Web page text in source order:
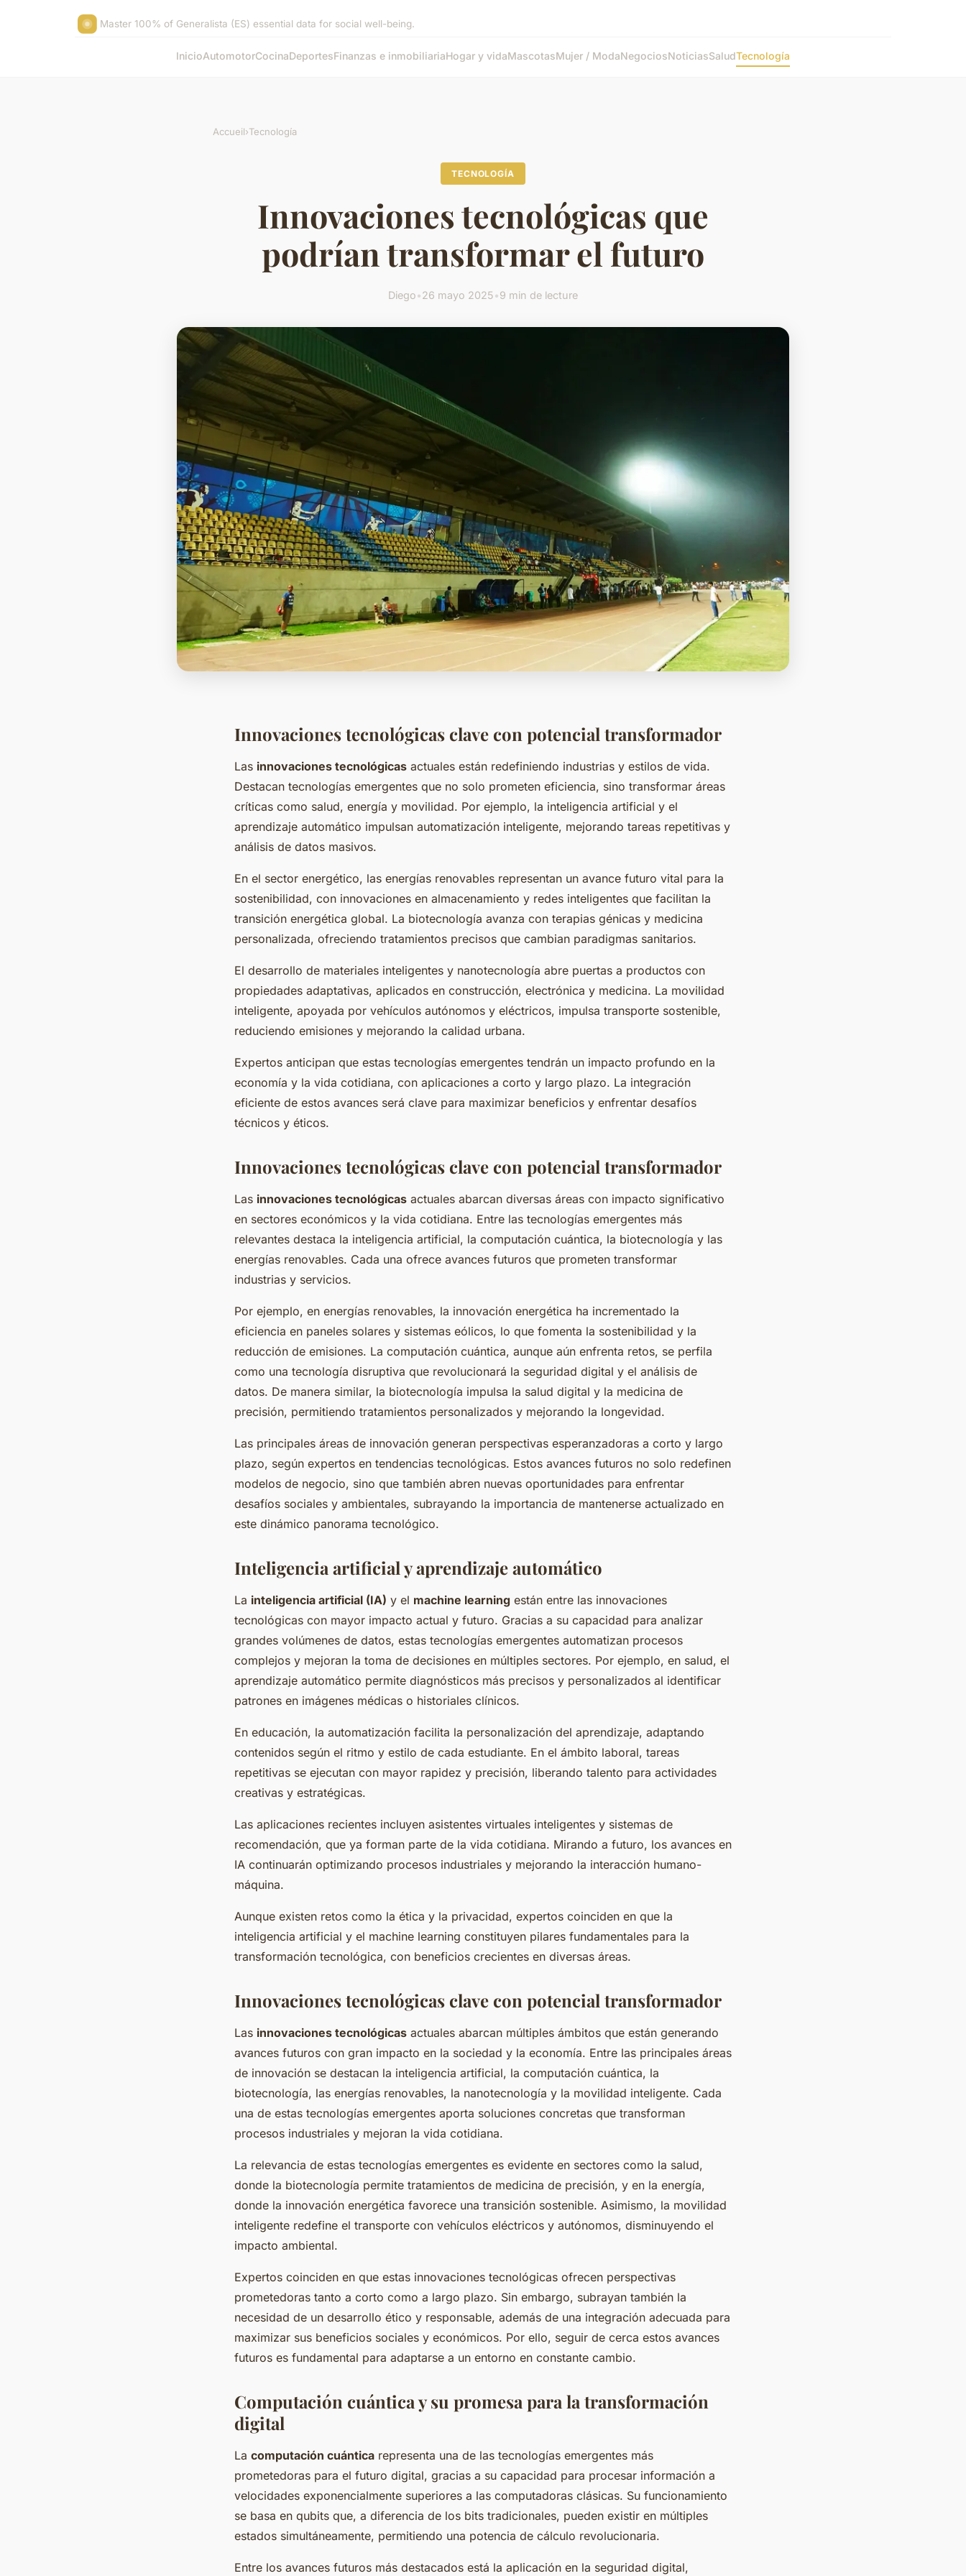
Master 100% of Generalista (ES) essential data for social well-being.
InicioAutomotorCocinaDeportesFinanzas e inmobiliariaHogar y vidaMascotasMujer / ModaNegociosNoticiasSaludTecnología
Accueil›Tecnología
TECNOLOGÍA
Innovaciones tecnológicas que
podrían transformar el futuro
Diego•26 mayo 2025•9 min de lecture
Innovaciones tecnológicas clave con potencial transformador
Las innovaciones tecnológicas actuales están redefiniendo industrias y estilos de vida.
Destacan tecnologías emergentes que no solo prometen eficiencia, sino transformar áreas
críticas como salud, energía y movilidad. Por ejemplo, la inteligencia artificial y el
aprendizaje automático impulsan automatización inteligente, mejorando tareas repetitivas y
análisis de datos masivos.
En el sector energético, las energías renovables representan un avance futuro vital para la
sostenibilidad, con innovaciones en almacenamiento y redes inteligentes que facilitan la
transición energética global. La biotecnología avanza con terapias génicas y medicina
personalizada, ofreciendo tratamientos precisos que cambian paradigmas sanitarios.
El desarrollo de materiales inteligentes y nanotecnología abre puertas a productos con
propiedades adaptativas, aplicados en construcción, electrónica y medicina. La movilidad
inteligente, apoyada por vehículos autónomos y eléctricos, impulsa transporte sostenible,
reduciendo emisiones y mejorando la calidad urbana.
Expertos anticipan que estas tecnologías emergentes tendrán un impacto profundo en la
economía y la vida cotidiana, con aplicaciones a corto y largo plazo. La integración
eficiente de estos avances será clave para maximizar beneficios y enfrentar desafíos
técnicos y éticos.
Innovaciones tecnológicas clave con potencial transformador
Las innovaciones tecnológicas actuales abarcan diversas áreas con impacto significativo
en sectores económicos y la vida cotidiana. Entre las tecnologías emergentes más
relevantes destaca la inteligencia artificial, la computación cuántica, la biotecnología y las
energías renovables. Cada una ofrece avances futuros que prometen transformar
industrias y servicios.
Por ejemplo, en energías renovables, la innovación energética ha incrementado la
eficiencia en paneles solares y sistemas eólicos, lo que fomenta la sostenibilidad y la
reducción de emisiones. La computación cuántica, aunque aún enfrenta retos, se perfila
como una tecnología disruptiva que revolucionará la seguridad digital y el análisis de
datos. De manera similar, la biotecnología impulsa la salud digital y la medicina de
precisión, permitiendo tratamientos personalizados y mejorando la longevidad.
Las principales áreas de innovación generan perspectivas esperanzadoras a corto y largo
plazo, según expertos en tendencias tecnológicas. Estos avances futuros no solo redefinen
modelos de negocio, sino que también abren nuevas oportunidades para enfrentar
desafíos sociales y ambientales, subrayando la importancia de mantenerse actualizado en
este dinámico panorama tecnológico.
Inteligencia artificial y aprendizaje automático
La inteligencia artificial (IA) y el machine learning están entre las innovaciones
tecnológicas con mayor impacto actual y futuro. Gracias a su capacidad para analizar
grandes volúmenes de datos, estas tecnologías emergentes automatizan procesos
complejos y mejoran la toma de decisiones en múltiples sectores. Por ejemplo, en salud, el
aprendizaje automático permite diagnósticos más precisos y personalizados al identificar
patrones en imágenes médicas o historiales clínicos.
En educación, la automatización facilita la personalización del aprendizaje, adaptando
contenidos según el ritmo y estilo de cada estudiante. En el ámbito laboral, tareas
repetitivas se ejecutan con mayor rapidez y precisión, liberando talento para actividades
creativas y estratégicas.
Las aplicaciones recientes incluyen asistentes virtuales inteligentes y sistemas de
recomendación, que ya forman parte de la vida cotidiana. Mirando a futuro, los avances en
IA continuarán optimizando procesos industriales y mejorando la interacción humano-
máquina.
Aunque existen retos como la ética y la privacidad, expertos coinciden en que la
inteligencia artificial y el machine learning constituyen pilares fundamentales para la
transformación tecnológica, con beneficios crecientes en diversas áreas.
Innovaciones tecnológicas clave con potencial transformador
Las innovaciones tecnológicas actuales abarcan múltiples ámbitos que están generando
avances futuros con gran impacto en la sociedad y la economía. Entre las principales áreas
de innovación se destacan la inteligencia artificial, la computación cuántica, la
biotecnología, las energías renovables, la nanotecnología y la movilidad inteligente. Cada
una de estas tecnologías emergentes aporta soluciones concretas que transforman
procesos industriales y mejoran la vida cotidiana.
La relevancia de estas tecnologías emergentes es evidente en sectores como la salud,
donde la biotecnología permite tratamientos de medicina de precisión, y en la energía,
donde la innovación energética favorece una transición sostenible. Asimismo, la movilidad
inteligente redefine el transporte con vehículos eléctricos y autónomos, disminuyendo el
impacto ambiental.
Expertos coinciden en que estas innovaciones tecnológicas ofrecen perspectivas
prometedoras tanto a corto como a largo plazo. Sin embargo, subrayan también la
necesidad de un desarrollo ético y responsable, además de una integración adecuada para
maximizar sus beneficios sociales y económicos. Por ello, seguir de cerca estos avances
futuros es fundamental para adaptarse a un entorno en constante cambio.
Computación cuántica y su promesa para la transformación
digital
La computación cuántica representa una de las tecnologías emergentes más
prometedoras para el futuro digital, gracias a su capacidad para procesar información a
velocidades exponencialmente superiores a las computadoras clásicas. Su funcionamiento
se basa en qubits que, a diferencia de los bits tradicionales, pueden existir en múltiples
estados simultáneamente, permitiendo una potencia de cálculo revolucionaria.
Entre los avances futuros más destacados está la aplicación en la seguridad digital,